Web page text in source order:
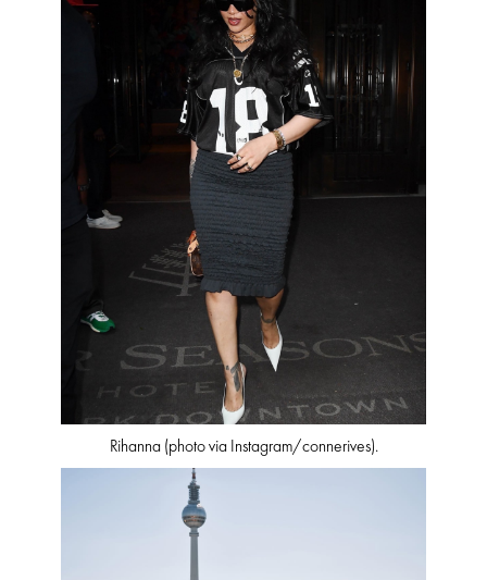
Rihanna (photo via Instagram/connerives).